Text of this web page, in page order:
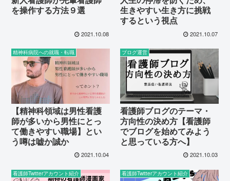
を操作する方法９選
2021.10.08
生きやすい生き方に挑戦
するという視点
2021.10.07
精神科病院への就職・転職
【精神科領域は男性看護
師が多いから男性にとっ
て働きやすい職場】とい
う噂は嘘か誠か
2021.10.04
ブログ運営
看護師ブログのテーマ・
方向性の決め方【看護師
でブログを始めてみよう
と思っている方へ】
2021.10.03
看護師Twitterアカウント紹介 看護師Twitterアカウント紹介